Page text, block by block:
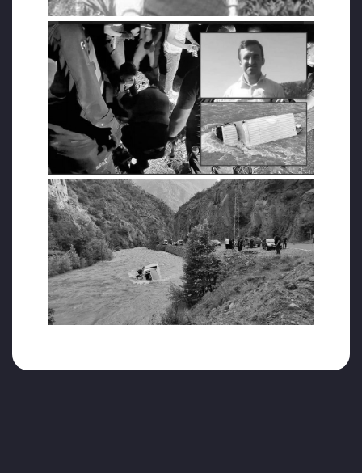
İki çocuk babası olan Zübeyir Topal’ı 110
kişilik ekip tarafından aranmasına rağmen
henüz ulaşılamadı. Öte yandan olay yerine
giden Artvin Valisi Yılmaz Doruk, “Kamyon
şoförü halen kayıp. Kendisine ulaşamadık.
Bir iz de bulamadık. Kamyonun suya düştüğü
noktada bir el çantasına rastladık. Bundan
yola çıkarak aramalarımızı sürdürüyoruz.
Araç suya düştüğü noktadan suyun debisinin
çok yüksek olması nedeniyle 500 metre
kadar sürüklenmiş durumda. Aracın içinde
kontroller yapıldı kendisi aracın içinde değil”
açıklamasını yaptı.